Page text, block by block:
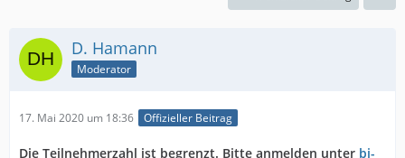
D. Hamann
Moderator
17. Mai 2020 um 18:36 Offizieller Beitrag
Die Teilnehmerzahl ist begrenzt. Bitte anmelden unter bi-